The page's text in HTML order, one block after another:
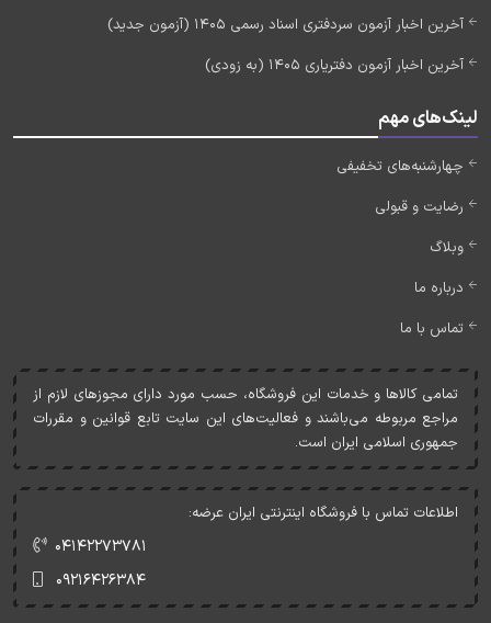
آخرین اخبار آزمون سردفتری اسناد رسمی 1405 (آزمون جدید)
آخرین اخبار آزمون دفتریاری 1405 (به زودی)
لینک‌های مهم
چهارشنبه‌های تخفیفی
رضایت و قبولی
وبلاگ
درباره ما
تماس با ما
تمامی کالاها و خدمات اين فروشگاه، حسب مورد دارای مجوزهای لازم از
مراجع مربوطه می‌باشند و فعاليت‌های اين سايت تابع قوانين و مقررات
جمهوری اسلامی ايران است.
اطلاعات تماس با فروشگاه اینترنتی ایران عرضه:
۰۴۱۴۲۲۷۳۷۸۱
۰۹۲۱۶۴۲۶۳۸۴